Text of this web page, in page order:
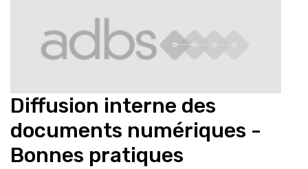
Diffusion interne des
documents numériques -
Bonnes pratiques